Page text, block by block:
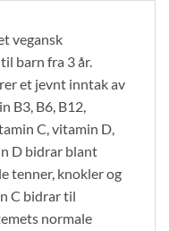
vegansk
barn fra 3 år.
et jevnt inntak av
B3, B6, B12,
C, vitamin D,
D bidrar blant
tenner, knokler og
C bidrar til
normale